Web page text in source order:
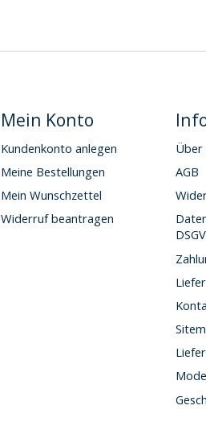
Mein Konto
Kundenkonto anlegen
Meine Bestellungen
Mein Wunschzettel
Widerruf beantragen
Über
AGB